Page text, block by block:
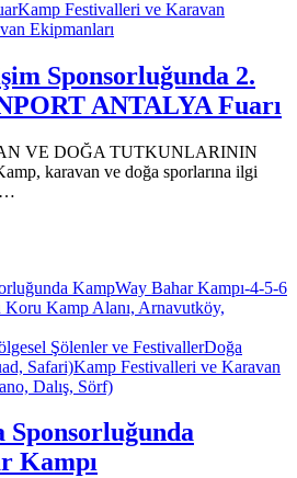
Kamp Festivalleri ve Karavan
Ekipmanları
Sponsorluğunda 2.
ANTALYA Fuarı
VE DOĞA TUTKUNLARININ
karavan ve doğa sporlarına ilgi
Şölenler ve FestivallerDoğa
Safari)Kamp Festivalleri ve Karavan
Dalış, Sörf)
Sponsorluğunda
Kampı